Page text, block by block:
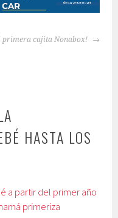
primera cajita Nonabox!
HASTA LOS
a partir del primer año
primeriza